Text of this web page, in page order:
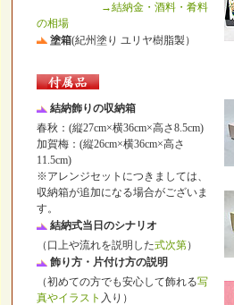
→結納金・酒料・肴料
の相場
塗箱(紀州塗り ユリヤ樹脂製）
結納飾りの収納箱
春秋：(縦27cm×横36cm×高さ8.5cm)
加賀梅：(縦26cm×横36cm×高さ
11.5cm)
※アレンジセットにつきましては、
収納箱が追加になる場合がございま
す。
結納式当日のシナリオ
（口上や流れを説明した式次第）
飾り方・片付け方の説明
（初めての方でも安心して飾れる写
真やイラスト 入り）